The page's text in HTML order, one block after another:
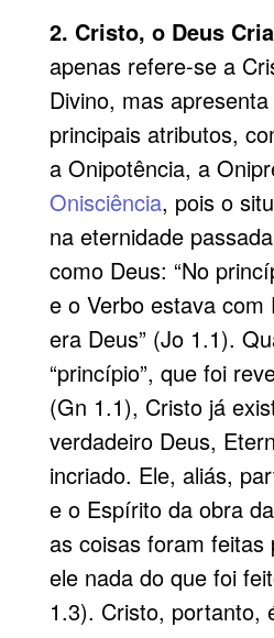
2. Cristo, o Deus
apenas refere-se a
Divino, mas
principais atributos,
a Onipotência, a
Onisciência, pois o
na eternidade
como Deus: “No
e o Verbo estava com
era Deus” (Jo 1.1).
“princípio”, que foi
(Gn 1.1), Cristo já
verdadeiro Deus,
incriado. Ele, aliás,
e o Espírito da obra
as coisas foram feitas
ele nada do que foi
1.3). Cristo, portanto,